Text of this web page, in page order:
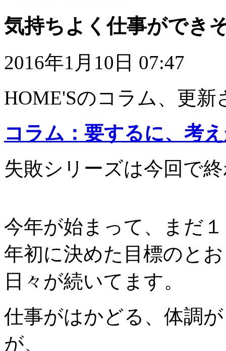
気持ちよく仕事ができ
2016年1月10日 07:47
HOME'Sのコラム、更新
コラム：要するに、考
失敗シリーズは今回で
今年が始まって、まだ
年初に決めた目標のと
日々が続いてます。
仕事がはかどる、体調
が、